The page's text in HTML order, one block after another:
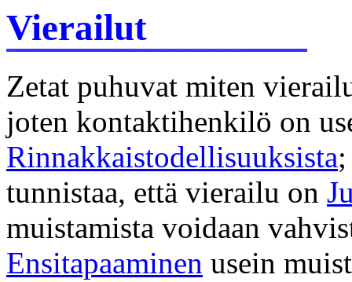
Vierailut
Zetat puhuvat miten
joten kontaktihenkilö on
Rinnakkaistodellisuuksista
tunnistaa, että vierailu on
muistamista voidaan
Ensitapaaminen usein